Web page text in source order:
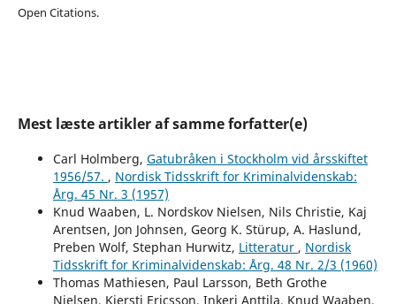
Open Citations.
Mest læste artikler af samme forfatter(e)
Carl Holmberg, Gatubråken i Stockholm vid årsskiftet
1956/57. , Nordisk Tidsskrift for Kriminalvidenskab:
Årg. 45 Nr. 3 (1957)
Knud Waaben, L. Nordskov Nielsen, Nils Christie, Kaj
Arentsen, Jon Johnsen, Georg K. Stürup, A. Haslund,
Preben Wolf, Stephan Hurwitz, Litteratur , Nordisk
Tidsskrift for Kriminalvidenskab: Årg. 48 Nr. 2/3 (1960)
Thomas Mathiesen, Paul Larsson, Beth Grothe
Nielsen, Kjersti Ericsson, Inkeri Anttila, Knud Waaben,